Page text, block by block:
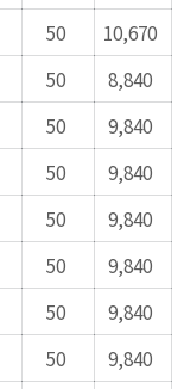
50
10,670
50
8,840
50
9,840
50
9,840
50
9,840
50
9,840
50
9,840
50
9,840